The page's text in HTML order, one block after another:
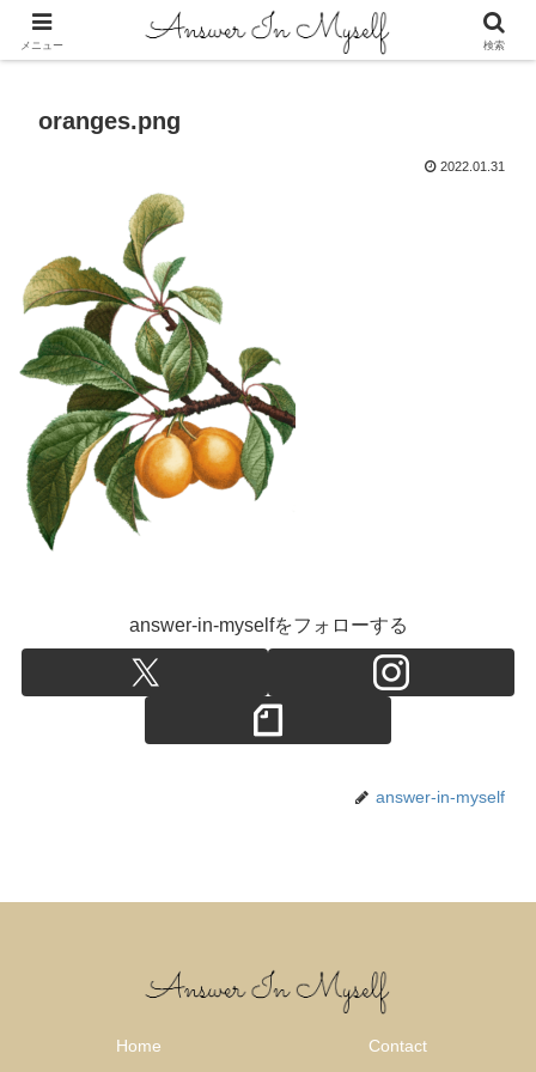
答えは自分の中にある
oranges.png
2022.01.31
answer-in-myselfをフォローする
answer-in-myself
Home Contact
メニュー 検索